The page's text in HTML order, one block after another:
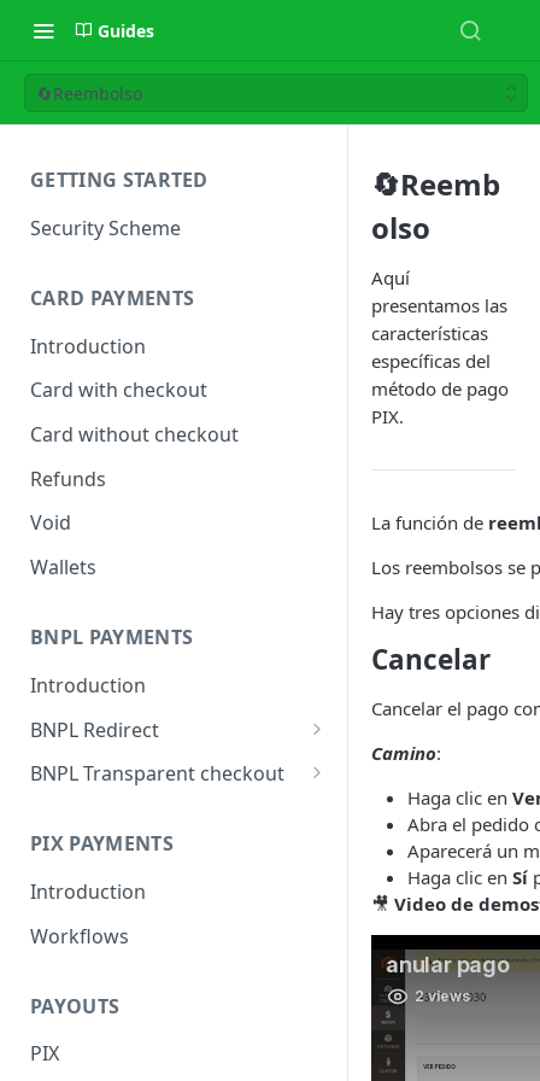
Guides
🔄Reembolso
GETTING STARTED
Security Scheme
CARD PAYMENTS
Introduction
Card with checkout
Card without checkout
Refunds
Void
Wallets
BNPL PAYMENTS
Introduction
BNPL Redirect
Embedded integration
BNPL Transparent checkout
PIX PAYMENTS
Introduction
Workflows
PAYOUTS
PIX
🔄Reemb
olso
Aquí
presentamos las
características
específicas del
método de pago
PIX.
La función de
Los reembolsos se
Hay tres opciones
Cancelar
Cancelar el pago
Camino:
Haga clic en
Abra el pedido
Aparecerá un
Haga clic en Sí
🎥 Video de